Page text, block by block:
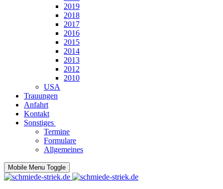
2019
2018
2017
2016
2015
2014
2013
2012
2010
USA
Trauungen
Anfahrt
Kontakt
Sonstiges
Termine
Formulare
Allgemeines
Mobile Menu Toggle